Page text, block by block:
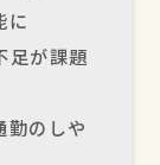
に
足が課題
勤のしや